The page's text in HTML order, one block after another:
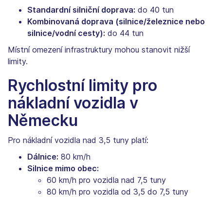
Standardní silniční doprava: do 40 tun
Kombinovaná doprava (silnice/železnice nebo
silnice/vodní cesty): do 44 tun
Místní omezení infrastruktury mohou stanovit nižší
limity.
Rychlostní limity pro
nákladní vozidla v
Německu
Pro nákladní vozidla nad 3,5 tuny platí:
Dálnice: 80 km/h
Silnice mimo obec:
60 km/h pro vozidla nad 7,5 tuny
80 km/h pro vozidla od 3,5 do 7,5 tuny